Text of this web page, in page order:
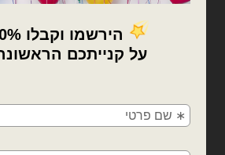
משלוחים מהיום
חולון, בת ים, תל אביב, ראשון